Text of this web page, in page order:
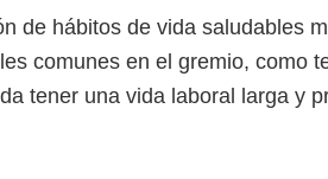
de hábitos de vida saludables
comunes en el gremio, como
tener una vida laboral larga y